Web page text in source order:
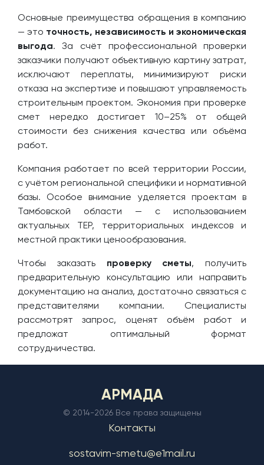
Основные преимущества обращения в компанию
— это точность, независимость и экономическая
выгода. За счёт профессиональной проверки
заказчики получают объективную картину затрат,
исключают переплаты, минимизируют риски
отказа на экспертизе и повышают управляемость
строительным проектом. Экономия при проверке
смет нередко достигает 10–25% от общей
стоимости без снижения качества или объёма
работ.
Компания работает по всей территории России,
с учётом региональной специфики и нормативной
базы. Особое внимание уделяется проектам в
Тамбовской области — с использованием
актуальных ТЕР, территориальных индексов и
местной практики ценообразования.
Чтобы заказать проверку сметы, получить
предварительную консультацию или направить
документацию на анализ, достаточно связаться с
представителями компании. Специалисты
рассмотрят запрос, оценят объём работ и
предложат оптимальный формат
сотрудничества.
АРМАДА
© 2014-2026 Все права защищены
Контакты
sostavim-smetu@e1mail.ru